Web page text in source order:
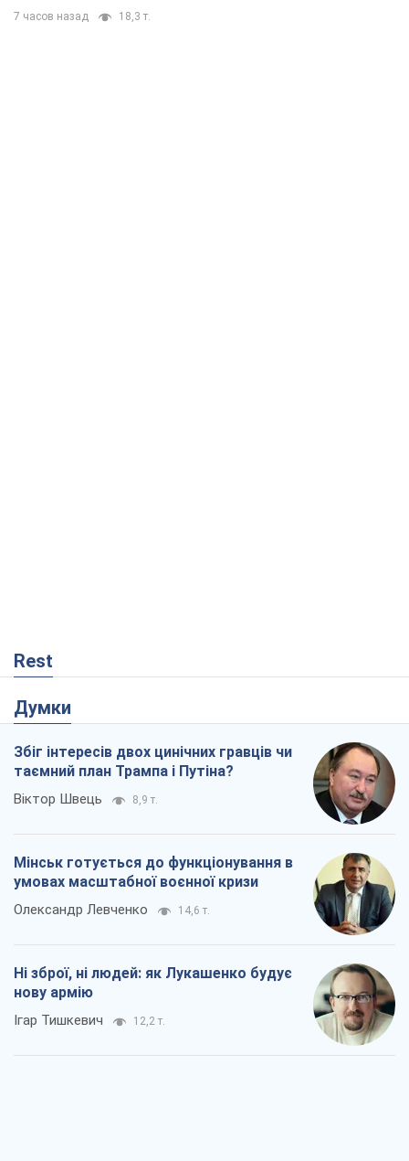
7 часов назад 18,3 т.
Rest
Думки
Збіг інтересів двох цинічних гравців чи
таємний план Трампа і Путіна?
Віктор Швець 8,9 т.
Мінськ готується до функціонування в
умовах масштабної воєнної кризи
Олександр Левченко 14,6 т.
Ні зброї, ні людей: як Лукашенко будує
нову армію
Ігар Тишкевич 12,2 т.